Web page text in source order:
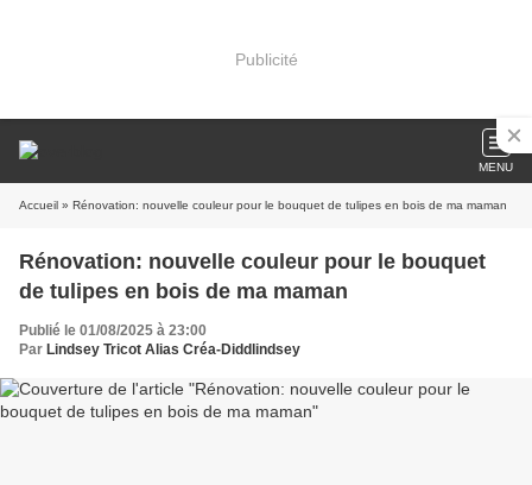
Publicité
MENU
Accueil » Rénovation: nouvelle couleur pour le bouquet de tulipes en bois de ma maman
Rénovation: nouvelle couleur pour le bouquet
de tulipes en bois de ma maman
Publié le 01/08/2025 à 23:00
Par Lindsey Tricot Alias Créa-Diddlindsey